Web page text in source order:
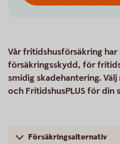
Vår fritidshusförsäkring
försäkringsskydd, för
smidig skadehantering.
och FritidshusPLUS för din
Försäkringsalternativ